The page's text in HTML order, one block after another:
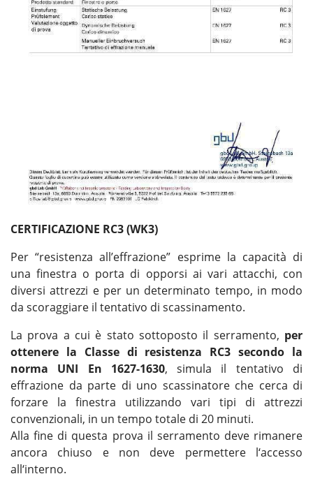
CERTIFICAZIONE RC3 (WK3)
Per “resistenza all’effrazione” esprime la capacità di
una finestra o porta di opporsi ai vari attacchi, con
diversi attrezzi e per un determinato tempo, in modo
da scoraggiare il tentativo di scassinamento.
La prova a cui è stato sottoposto il serramento, per
ottenere la Classe di resistenza RC3 secondo la
norma UNI En 1627-1630, simula il tentativo di
effrazione da parte di uno scassinatore che cerca di
forzare la finestra utilizzando vari tipi di attrezzi
convenzionali, in un tempo totale di 20 minuti.
Alla fine di questa prova il serramento deve rimanere
ancora chiuso e non deve permettere l‘accesso
all‘interno.